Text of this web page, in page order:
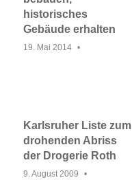
historisches
Gebäude erhalten
19. Mai 2014
Karlsruher Liste zum
drohenden Abriss
der Drogerie Roth
9. August 2009